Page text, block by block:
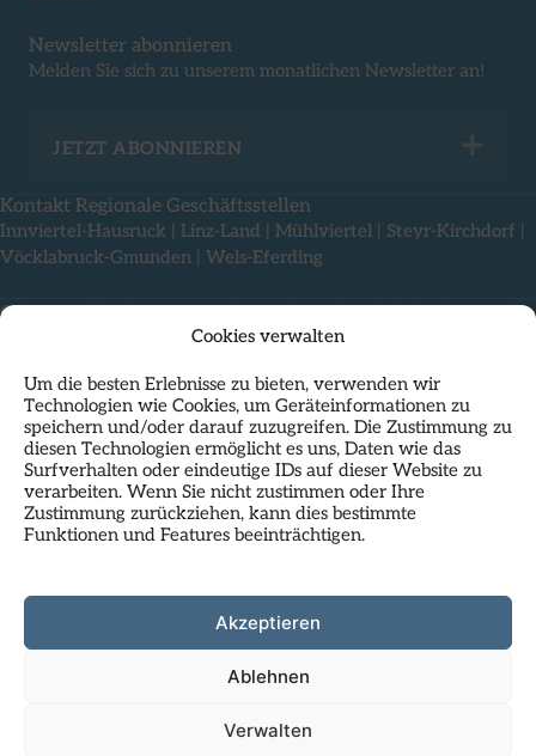
Cookies verwalten
Um die besten Erlebnisse zu bieten, verwenden wir
Technologien wie Cookies, um Geräteinformationen zu
speichern und/oder darauf zuzugreifen. Die Zustimmung zu
diesen Technologien ermöglicht es uns, Daten wie das
Surfverhalten oder eindeutige IDs auf dieser Website zu
verarbeiten. Wenn Sie nicht zustimmen oder Ihre
Zustimmung zurückziehen, kann dies bestimmte
Funktionen und Features beeinträchtigen.
Akzeptieren
Ablehnen
Verwalten
Newsletter abonnieren
Melden Sie sich zu unserem monatlichen Newsletter an!
JETZT ABONNIEREN
Kontakt Regionale Geschäftsstellen
Innviertel-Hausruck Linz-Land Mühlviertel Steyr-Kirchdorf
Vöcklabruck-Gmunden
Wels-Eferding
Offene Stellen|Impressum|Compliance|Rechtliches|
Nutzungsbedingungen & Datenschutz
Als Standortpartner imHP23residiert das Regionalmanagement
Hauptplatz in Linz und nutzt die inspirierende Atmosphäre dieses
Kunst- und Geschäftshauses.
Infos zu HP23:hauptplatz23.at